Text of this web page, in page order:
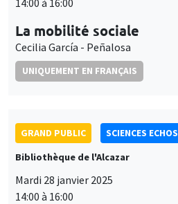
La mobilité sociale
Cecilia García - Peñalosa
UNIQUEMENT EN FRANÇAIS
GRAND PUBLIC
SCIENCES ECHOS
Bibliothèque de l'Alcazar
Mardi 28 janvier 2025
14:00 à 16:00